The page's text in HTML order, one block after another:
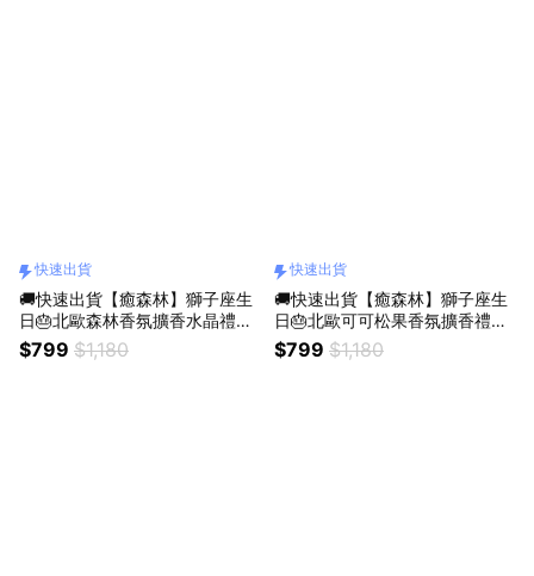
快速出貨
🚚快速出貨【癒森林】獅子座生
日🎂北歐森林香氛擴香水晶禮盒
｜水晶杯+擴香花+15ml香氛油
（收禮人自選香氣／生日禮物／
$799 $1,180
快速出貨
🚚快速出貨【癒森林】獅子座生
日🎂北歐可可松果香氛擴香禮盒
｜水晶杯+松果+15ml香氛油
（收禮人自選香氣／生日禮物／
$799 $1,180